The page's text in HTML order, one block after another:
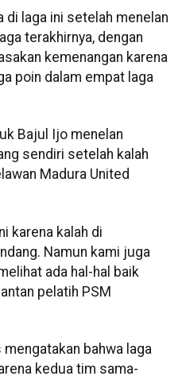
laga ini setelah menelan
terakhirnya, dengan
kemenangan karena
poin dalam empat laga
Bajul Ijo menelan
sendiri setelah kalah
Madura United
karena kalah di
Namun kami juga
ada hal-hal baik
pelatih PSM
bahwa laga
kedua tim sama-